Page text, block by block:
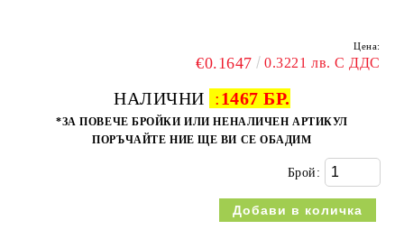
Цена:
€0.1647 0.3221 лв. С ДДС
НАЛИЧНИ :1467 БР.
*ЗА ПОВЕЧЕ БРОЙКИ ИЛИ НЕНАЛИЧЕН АРТИКУЛ
ПОРЪЧАЙТЕ НИЕ ЩЕ ВИ СЕ ОБАДИМ
Брой: